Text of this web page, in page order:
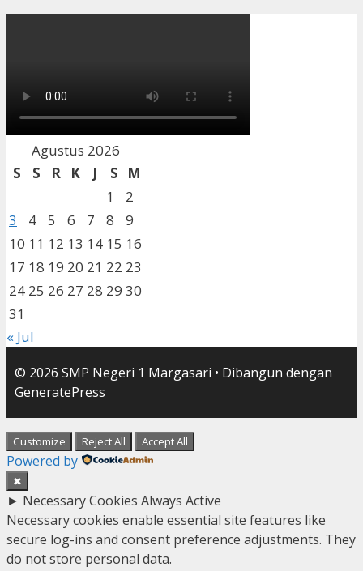
Agustus 2026
S
S R K J S
M
1
2
3
4 5 6 7 8
9
10 11 12 13 14 15 16
17 18 19 20 21 22 23
24 25 26 27 28 29 30
31
« Jul
© 2026 SMP Negeri 1 Margasari • Dibangun dengan
GeneratePress
Customize Reject All Accept All
Powered by
✖
► Necessary Cookies Always Active
Necessary cookies enable essential site features like
secure log-ins and consent preference adjustments. They
do not store personal data.